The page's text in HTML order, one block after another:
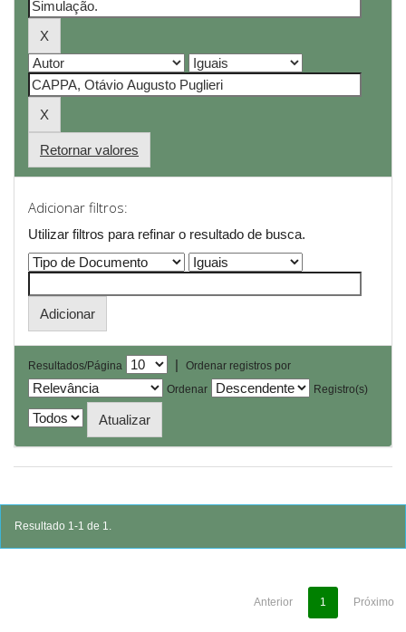
Retornar valores
Adicionar filtros:
Utilizar filtros para refinar o resultado de busca.
Resultados/Página |
Ordenar registros por
Ordenar
Registro(s)
Resultado 1-1 de 1.
Anterior 1 Próximo